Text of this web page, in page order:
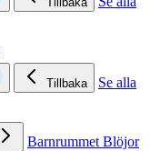
Tillbaka
Se alla
BarnrummetBlöjor